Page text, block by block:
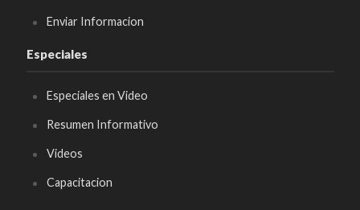
Enviar Informacion
Especiales
Especiales en Video
Resumen Informativo
Videos
Capacitacion